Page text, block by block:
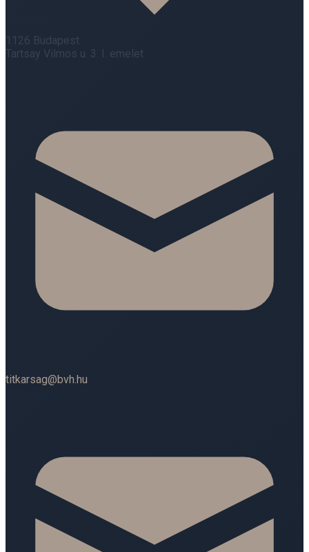
1126 Budapest
Tartsay Vilmos u. 3. I. emelet
titkarsag@bvh.hu